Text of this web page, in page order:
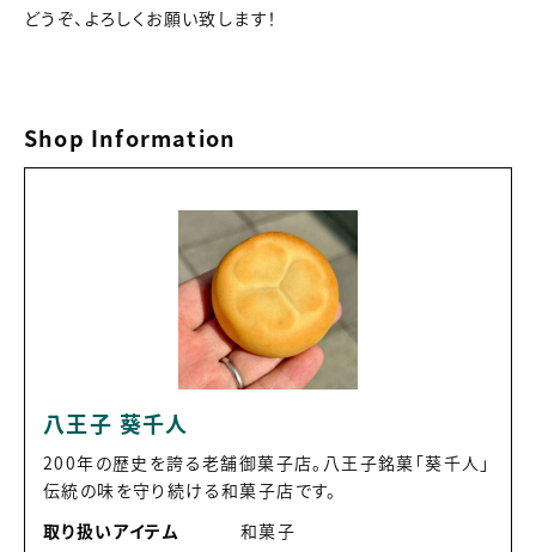
どうぞ、よろしくお願い致します！
Shop Information
八王子 葵千人
200年の歴史を誇る老舗御菓子店。八王子銘菓「葵千人」
伝統の味を守り続ける和菓子店です。
取り扱いアイテム
和菓子